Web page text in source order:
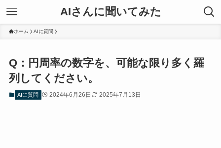
AIさんに聞いてみた
ホーム AIに質問
Q：円周率の数字を、可能な限り多く羅
列してください。
AIに質問 2024年6月26日 2025年7月13日